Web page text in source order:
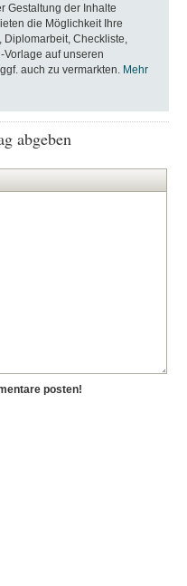
Gestaltung der Inhalte
die Möglichkeit Ihre
Diplomarbeit, Checkliste,
Vorlage auf unseren
auch zu vermarkten. Mehr
abgeben
posten!